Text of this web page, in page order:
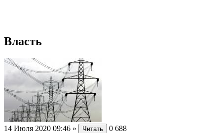
Власть
14 Июля 2020 09:46 » Читать 0 688